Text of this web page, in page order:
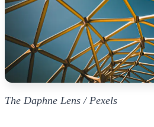
The Daphne Lens / Pexels